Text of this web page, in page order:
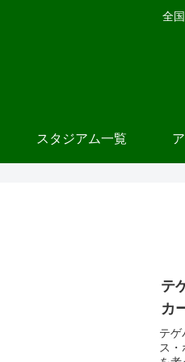
全
スタジアム一覧
テ
カ
テゲ
ス